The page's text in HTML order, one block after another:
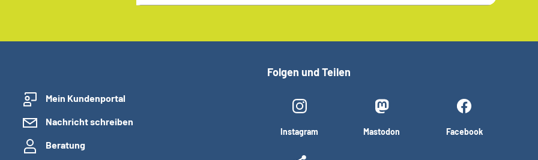
Mein Kundenportal
Nachricht schreiben
Beratung
Folgen und Teilen
Instagram Mastodon Facebook